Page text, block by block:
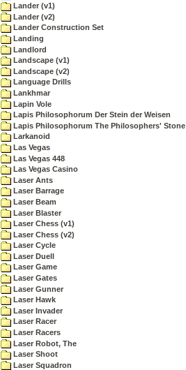
Lander (v1)
Lander (v2)
Lander Construction Set
Landing
Landlord
Landscape (v1)
Landscape (v2)
Language Drills
Lankhmar
Lapin Vole
Lapis Philosophorum Der Stein der Weisen
Lapis Philosophorum The Philosophers' Stone
Larkanoid
Las Vegas
Las Vegas 448
Las Vegas Casino
Laser Ants
Laser Barrage
Laser Beam
Laser Blaster
Laser Chess (v1)
Laser Chess (v2)
Laser Cycle
Laser Duell
Laser Game
Laser Gates
Laser Gunner
Laser Hawk
Laser Invader
Laser Racer
Laser Racers
Laser Robot, The
Laser Shoot
Laser Squadron